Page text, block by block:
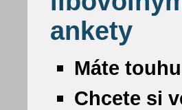
ankety
Máte
Chcete si